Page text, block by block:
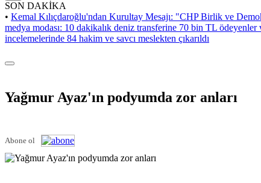
SON DAKİKA
• Kemal Kılıçdaroğlu'ndan Kurultay Mesajı: "CHP Birlik ve
medya modası: 10 dakikalık deniz transferine 70 bin TL ödeyenler
incelemelerinde 84 hakim ve savcı meslekten çıkarıldı
Yağmur Ayaz'ın podyumda zor anları
Abone ol